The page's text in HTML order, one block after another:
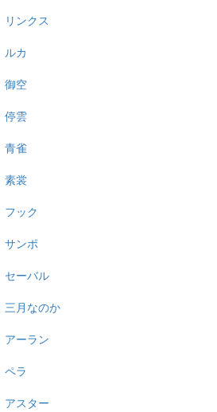
リンクス
ルカ
御空
停雲
青雀
素裳
フック
サンポ
セーバル
三月なのか
アーラン
ペラ
アスター